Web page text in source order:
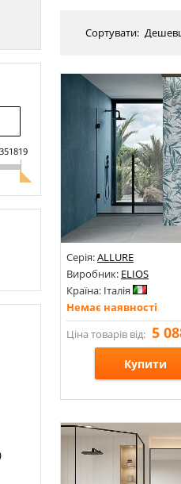
351819
Сортувати:
Серія:ALLURE
Виробник: ELIOS
Країна: Італія
Немає наявності
Ціна товарів від: 5
Купити
Розміри: 600х1200;
Стилі: Під бетон; Під